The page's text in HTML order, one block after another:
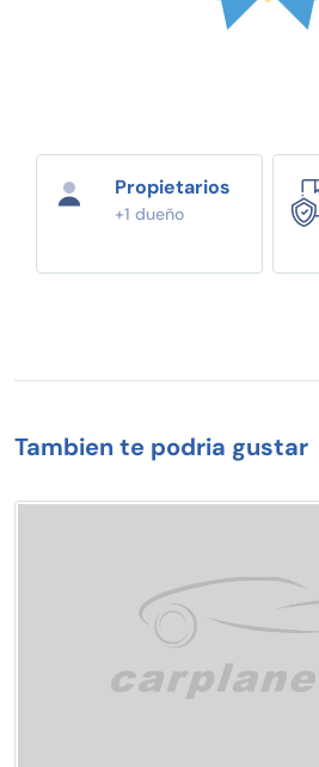
Propietarios
+1 dueño
Tambien te podria gustar